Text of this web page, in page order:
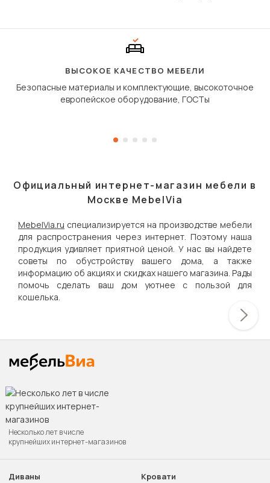
сиденье не
дугообразной
ВЫСОКОЕ КАЧЕСТВО МЕБЕЛИ
Безопасные материалы и комплектующие, высокоточное
европейское оборудование, ГОСТы
Официальный интернет-магазин мебели в
Москве MebelVia
MebelVia.ru специализируется на производстве мебели
для распространения через интернет. Поэтому наша
продукция удивляет приятной ценой. У нас вы найдете
советы по обустройству вашего дома, а также
информацию об акциях и скидках нашего магазина. Рады
помочь сделать ваш дом уютнее с пользой для
кошелька.
Несколько лет в числе
крупнейших интернет-магазинов
Диваны
Кровати